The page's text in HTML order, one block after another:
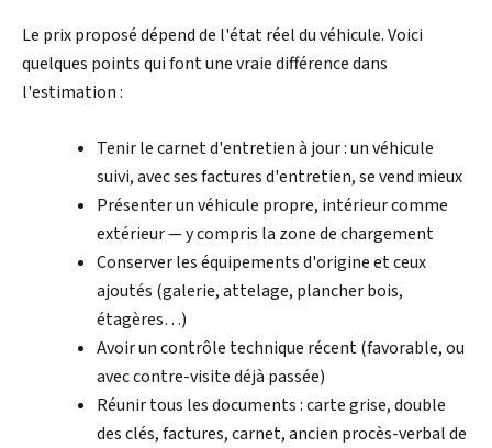
Le prix proposé dépend de l'état réel du véhicule. Voici
quelques points qui font une vraie différence dans
l'estimation :
Tenir le carnet d'entretien à jour : un véhicule
suivi, avec ses factures d'entretien, se vend mieux
Présenter un véhicule propre, intérieur comme
extérieur — y compris la zone de chargement
Conserver les équipements d'origine et ceux
ajoutés (galerie, attelage, plancher bois,
étagères…)
Avoir un contrôle technique récent (favorable, ou
avec contre-visite déjà passée)
Réunir tous les documents : carte grise, double
des clés, factures, carnet, ancien procès-verbal de